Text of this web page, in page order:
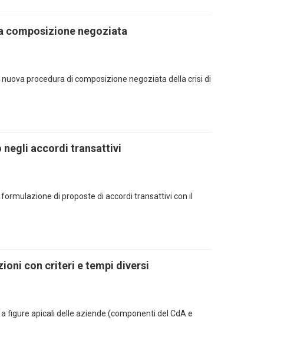
composizione negoziata
procedura di composizione negoziata della crisi di
negli accordi transattivi
di proposte di accordi transattivi con il
con criteri e tempi diversi
figure apicali delle aziende (componenti del CdA e